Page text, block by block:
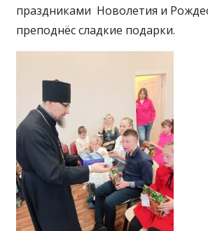
праздниками Новолетия и
преподнёс сладкие подарки.